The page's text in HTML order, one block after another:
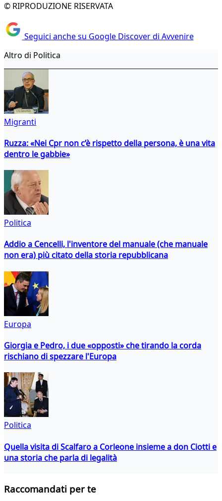
© RIPRODUZIONE RISERVATA
Seguici anche su Google Discover di Avvenire
Altro di Politica
Migranti
Ruzza: «Nei Cpr non c’è rispetto della persona, è una vita
dentro le gabbie»
Politica
Addio a Cencelli, l'inventore del manuale (che manuale
non era) più citato della storia repubblicana
Europa
Giorgia e Pedro, i due «opposti» che tirando la corda
rischiano di spezzare l'Europa
Politica
Quella visita di Scalfaro a Corleone insieme a don Ciotti e
una storia che parla di legalità
Raccomandati per te